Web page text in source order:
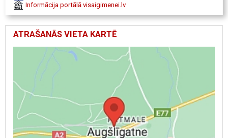
Informācija portālā visaigimenei.lv
ATRAŠANĀS VIETA KARTĒ